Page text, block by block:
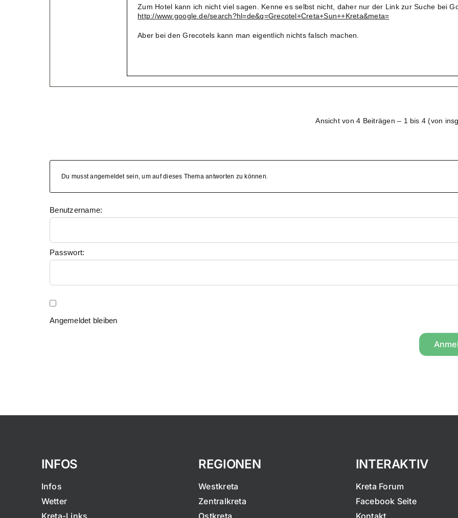
Zum Hotel kann ich nicht viel sagen. Kenne es selbst nicht, daher nur der Link zur Suche bei
http://www.google.de/search?hl=de&q=Grecotel+Creta+Sun++Kreta&meta=
Aber bei den Grecotels kann man eigentlich nichts falsch machen.
Ansicht von 4 Beiträgen – 1 bis 4 (von
Du musst angemeldet sein, um auf dieses Thema antworten zu können.
Benutzername:
Passwort:
Angemeldet bleiben
INFOS
Infos
Wetter
REGIONEN
Westkreta
Zentralkreta
INTERAKTIV
Kreta Forum
Facebook Seite